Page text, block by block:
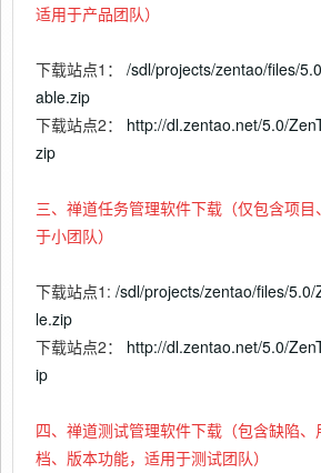
适用于产品团队）
下载站点1： /sdl/projects/zentao/files/
able.zip
下载站点2： http://dl.zentao.net/5.0/
zip
三、禅道任务管理软件下载（仅包含项
于小团队）
下载站点1: /sdl/projects/zentao/files/5.0/
le.zip
下载站点2： http://dl.zentao.net/5.0/
ip
四、禅道测试管理软件下载（包含缺陷
档、版本功能，适用于测试团队）